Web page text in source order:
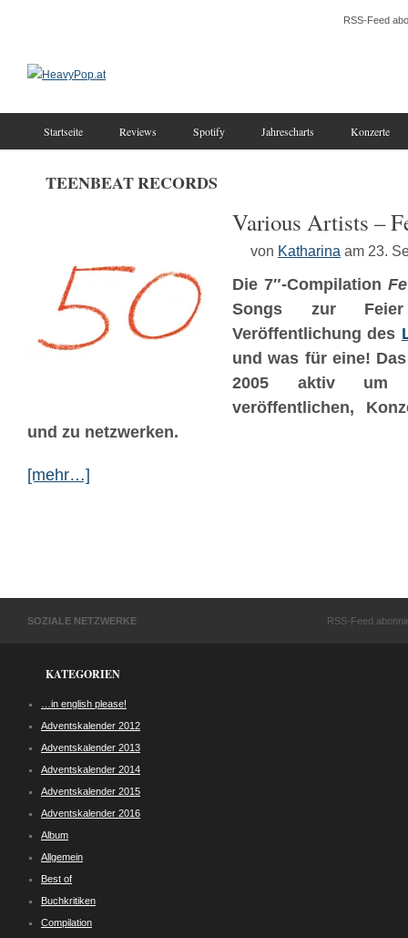
RSS-Feed
Startseite Reviews Spotify Jahrescharts Konzerte
TEENBEAT RECORDS
Various Artists –
von Katharina am 23.
Die 7″-Compilation
Songs zur
Veröffentlichung des
und was für eine!
2005 aktiv um
veröffentlichen,
und zu netzwerken.
[mehr…]
SOZIALE NETZWERKE RSS-Feed
KATEGORIEN
…in english please!
Adventskalender 2012
Adventskalender 2013
Adventskalender 2014
Adventskalender 2015
Adventskalender 2016
Album
Allgemein
Best of
Buchkritiken
Compilation